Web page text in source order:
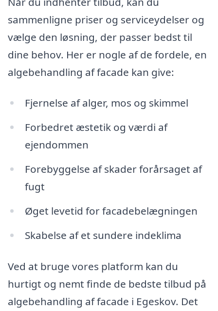
sammenligne priser og serviceydelser og
vælge den løsning, der passer bedst til
dine behov. Her er nogle af de fordele, en
algebehandling af facade kan give:
Fjernelse af alger, mos og skimmel
Forbedret æstetik og værdi af
ejendommen
Forebyggelse af skader forårsaget af
fugt
Øget levetid for facadebelægningen
Skabelse af et sundere indeklima
Ved at bruge vores platform kan du
hurtigt og nemt finde de bedste tilbud på
algebehandling af facade i Egeskov. Det